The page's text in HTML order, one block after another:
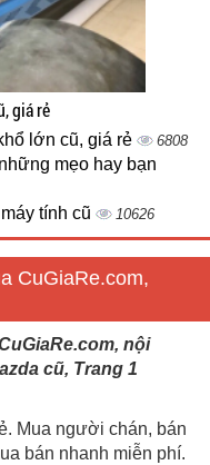
giá rẻ
lớn cũ, giá rẻ 6808
mẹo hay bạn
tính cũ 10626
CuGiaRe.com,
nội
cũ, Trang 1
Mua người chán, bán
bán nhanh miễn phí.